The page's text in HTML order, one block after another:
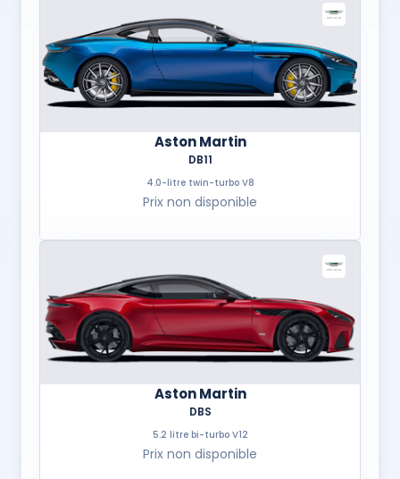
Aston Martin
DB11
4.0-litre twin-turbo V8
Prix non disponible
Aston Martin
DBS
5.2 litre bi-turbo V12
Prix non disponible